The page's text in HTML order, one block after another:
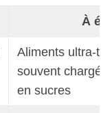
À
Aliments ultra-
souvent chargés
en sucres